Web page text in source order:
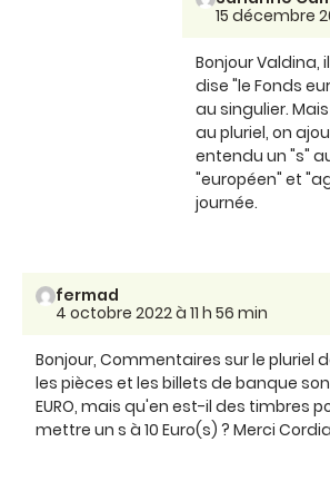
15 décembre
Bonjour Valdina,
dise "le Fonds
au singulier.
au pluriel, on
entendu un "s"
"européen" et
journée.
fermad
4 octobre 2022 à 11 h 56 min
Bonjour, Commentaires sur le pluriel
les pièces et les billets de banque
EURO, mais qu'en est-il des timbres
mettre un s à 10 Euro(s) ? Merci